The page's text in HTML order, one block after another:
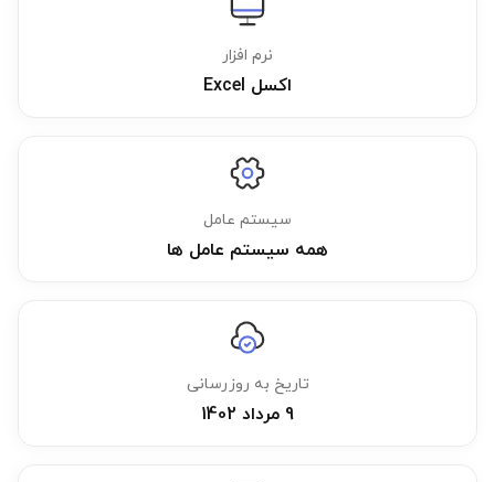
نرم افزار
اکسل Excel
سیستم عامل
همه سیستم عامل ها
تاریخ به روزرسانی